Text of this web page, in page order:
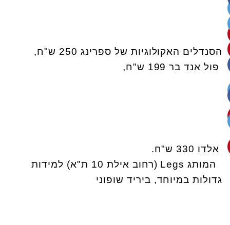
הסנדלים האקולוגיות של ספרינג 250 ש"ח,
פול אנד בר 199 ש"ח,
אלדו 330 ש"ח.
המותג Legs (רחוב אילת 10 ת"א) למידות
גדולות במיוחד, ביריד שופוני